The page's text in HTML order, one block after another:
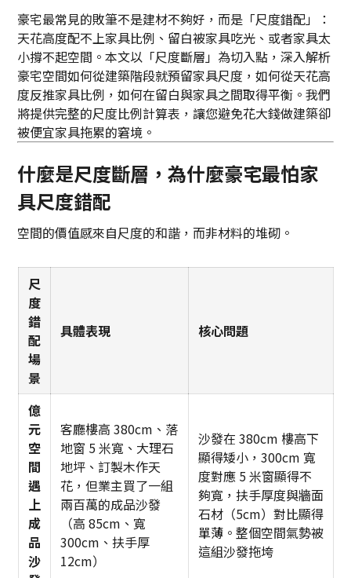
豪宅最常見的敗筆不是建材不夠好，而是「尺度錯配」：
天花高度配不上家具比例、留白被家具吃光、或者家具太
小撐不起空間。本文以「尺度斷層」為切入點，深入解析
豪宅空間如何從建築階段就預留家具尺度，如何從天花高
度反推家具比例，如何在留白與家具之間取得平衡。我們
將提供完整的尺度比例計算表，讓您避免花大錢做建築卻
被便宜家具拖累的窘境。
什麼是尺度斷層，為什麼豪宅最怕家
具尺度錯配
空間的價值感來自尺度的和諧，而非材料的堆砌。
尺
度
錯
配
場
景
具體表現 核心問題
億
元
空
間
遇
上
成
品
沙
客廳樓高 380cm、落
地窗 5 米寬、大理石
地坪、訂製木作天
花，但業主買了一組
兩百萬的成品沙發
（高 85cm、寬
300cm、扶手厚
12cm）
沙發在 380cm 樓高下
顯得矮小，300cm 寬
度對應 5 米窗顯得不
夠寬，扶手厚度與牆面
石材（5cm）對比顯得
單薄。整個空間氣勢被
這組沙發拖垮